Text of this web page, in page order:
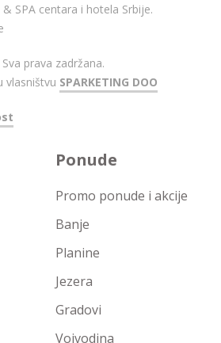
SPA centara i hotela Srbije.
prava zadržana.
vlasništvu SPARKETING DOO
Ponude
Promo ponude i akcije
Banje
Planine
Jezera
Gradovi
Vojvodina